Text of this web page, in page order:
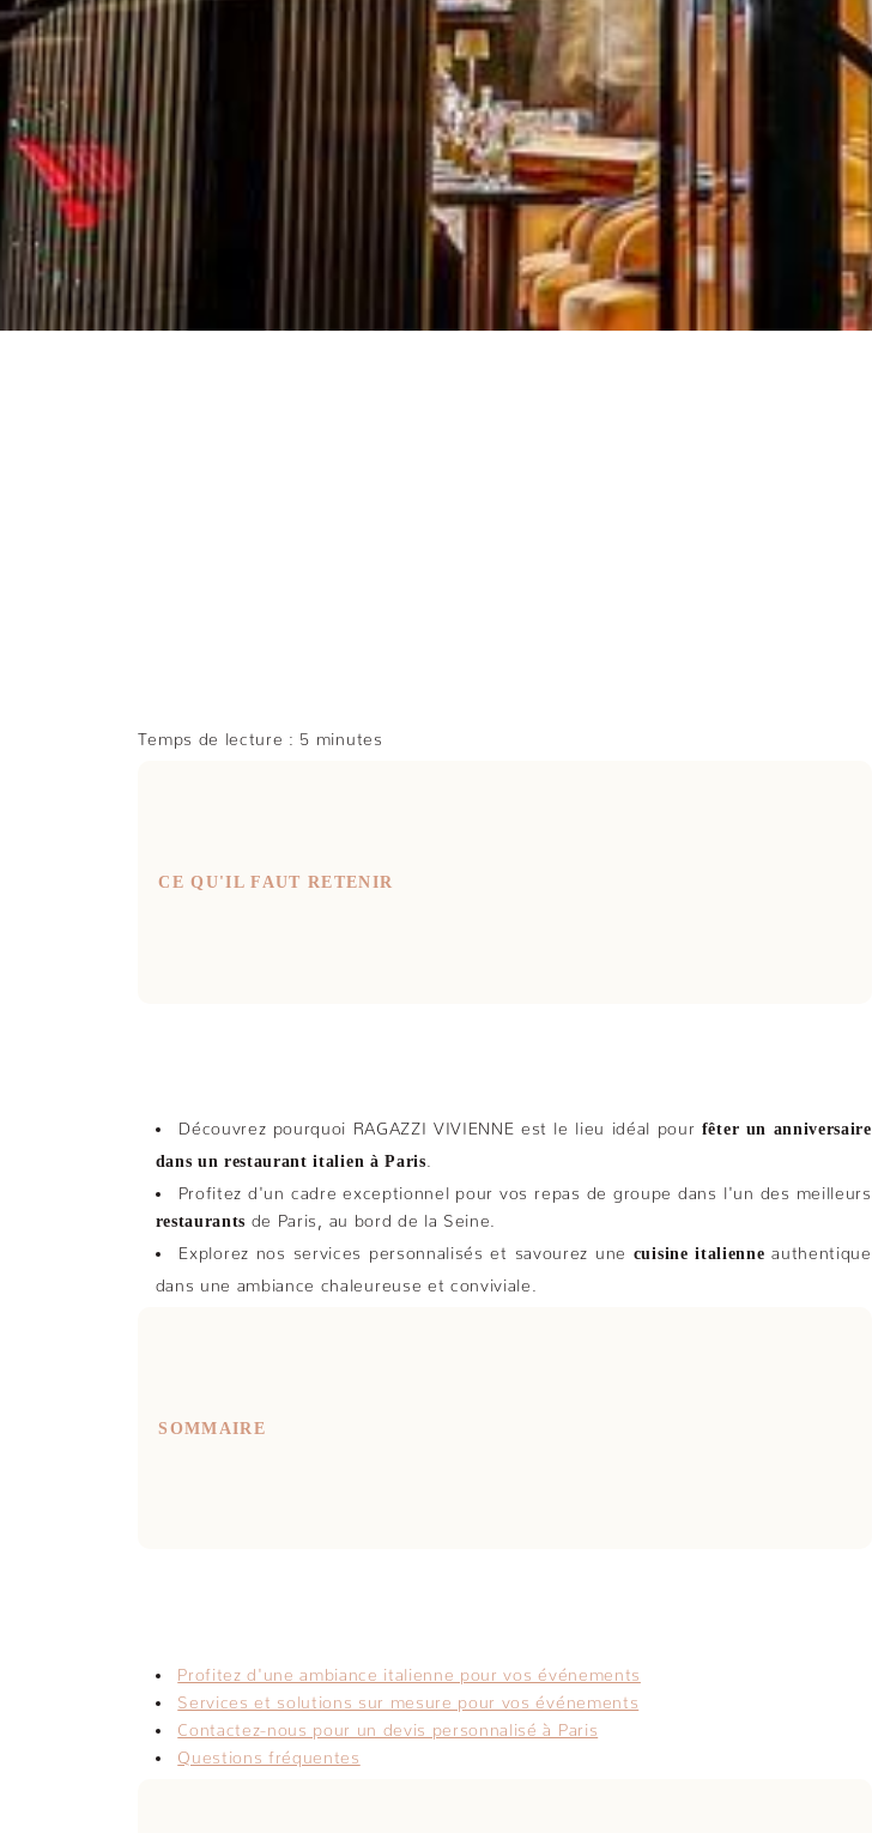
Temps de lecture : 5 minutes
CE QU'IL FAUT RETENIR
Découvrez pourquoi RAGAZZI VIVIENNE est le lieu idéal pour fêter un anniversaire
dans un restaurant italien à Paris
Profitez d'un cadre exceptionnel pour vos repas de groupe dans l'un des meilleurs
restaurants de Paris, au bord de la Seine.
Explorez nos services personnalisés et savourez une cuisine italienne authentique
dans une ambiance chaleureuse et conviviale.
SOMMAIRE
Profitez d'une ambiance italienne pour vos événements
Services et solutions sur mesure pour vos événements
Contactez-nous pour un devis personnalisé à Paris
Questions fréquentes